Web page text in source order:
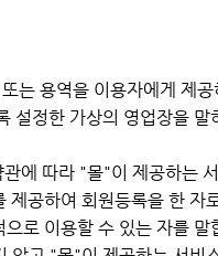
는 용역을 이용자에게 제
설정한 가상의 영업장을
에 따라 "몰"이 제공하는
공하여 회원등록을 한 자
로 이용할 수 있는 자를 말